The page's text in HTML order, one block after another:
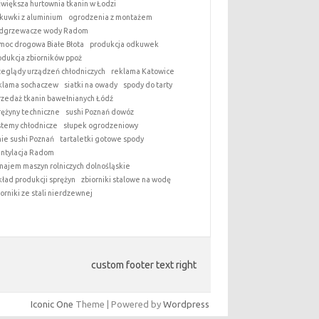
hurtownia tkanin w Łodzi
z aluminium
ogrodzenia z montażem
wody Radom
drogowa Białe Błota
produkcja odkuwek
zbiorników ppoż
urządzeń chłodniczych
reklama Katowice
sochaczew
siatki na owady
spody do tarty
tkanin bawełnianych Łódź
techniczne
sushi Poznań dowóz
chłodnicze
słupek ogrodzeniowy
sushi Poznań
tartaletki gotowe spody
Radom
maszyn rolniczych dolnośląskie
produkcji sprężyn
zbiorniki stalowe na wodę
ze stali nierdzewnej
custom footer text right
Iconic One Theme | Powered by Wordpress